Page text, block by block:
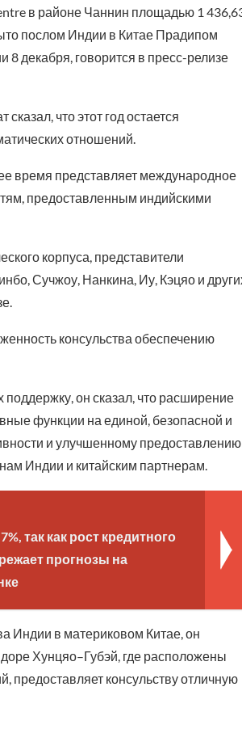
в районе Чаннин площадью 1
послом Индии в Китае Прадипом
декабря, говорится в пресс-релизе
что этот год остается
отношений.
время представляет международное
предоставленным индийскими
корпуса, представители
Сучжоу, Нанкина, Иу, Кэцяо и
консульства обеспечению
он сказал, что расширение
функции на единой, безопасной и
и улучшенному предоставлению
Индии и китайским партнерам.
так как рост кредитного
прогнозы на
Индии в материковом Китае, он
Хунцяо–Губэй, где расположены
предоставляет консульству отличную